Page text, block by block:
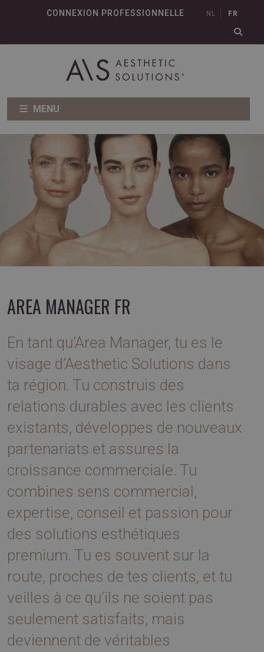
CONNEXION PROFESSIONNELLE NL FR
MENU
AREA MANAGER FR
En tant qu’Area Manager, tu es le
visage d’Aesthetic Solutions dans
ta région. Tu construis des
relations durables avec les clients
existants, développes de nouveaux
partenariats et assures la
croissance commerciale. Tu
combines sens commercial,
expertise, conseil et passion pour
des solutions esthétiques
premium. Tu es souvent sur la
route, proches de tes clients, et tu
veilles à ce qu’ils ne soient pas
seulement satisfaits, mais
deviennent de véritables